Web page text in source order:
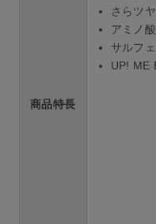
商品特長
さらツ
アミノ
サルフ
UP! ME